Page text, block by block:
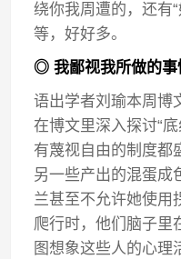
绕你我周遭的，还有
等，好好多。
◎ 我鄙视我所做的事
语出学者刘瑜本周博
在博文里深入探讨“
有蔑视自由的制度都
另一些产出的混蛋成
兰甚至不允许她使用
爬行时，他们脑子
图想象这些人的心理